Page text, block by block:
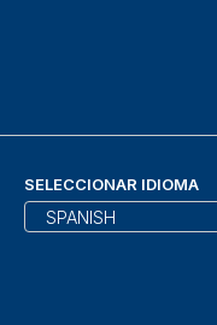
SELECCIONAR IDIOMA